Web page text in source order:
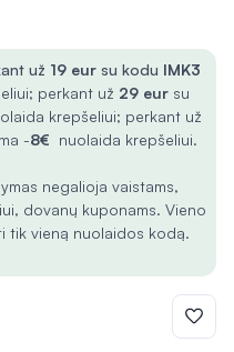
už 19 eur su kodu IMK3
perkant už 29 eur su
krepšeliui; perkant už
-8€ nuolaida krepšeliui.
negalioja vaistams,
dovanų kuponams. Vieno
tik vieną nuolaidos kodą.